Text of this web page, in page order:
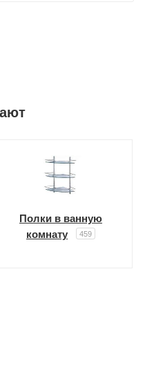
Полки в ванную
комнату
459